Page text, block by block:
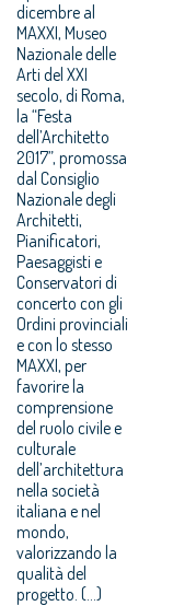
dicembre al
MAXXI, Museo
Nazionale delle
Arti del XXI
secolo, di Roma,
la “Festa
dell’Architetto
2017”, promossa
dal Consiglio
Nazionale degli
Architetti,
Pianificatori,
Paesaggisti e
Conservatori di
concerto con gli
Ordini provinciali
e con lo stesso
MAXXI, per
favorire la
comprensione
del ruolo civile e
culturale
dell’architettura
nella società
italiana e nel
mondo,
valorizzando la
qualità del
progetto. (...)